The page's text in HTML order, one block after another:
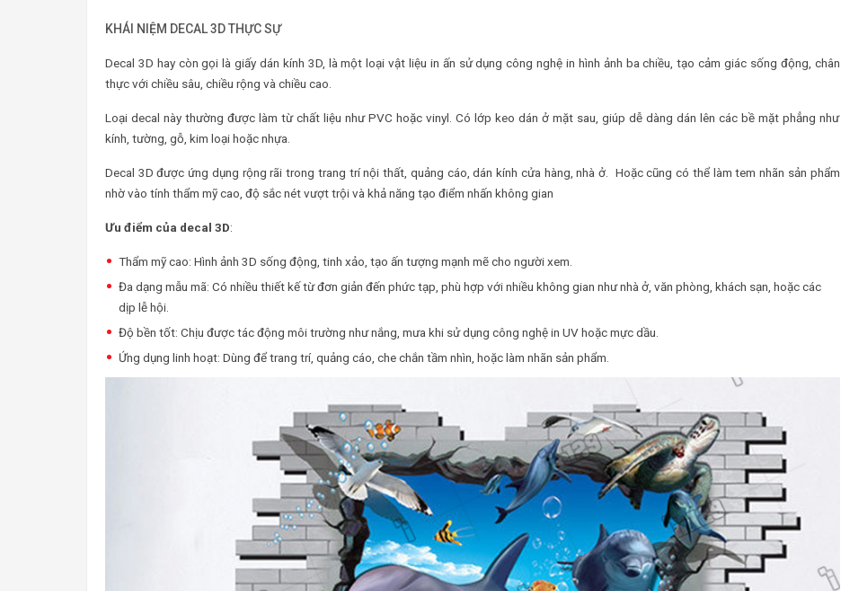
KHÁI NIỆM DECAL 3D THỰC SỰ
Decal 3D hay còn gọi là giấy dán kính 3D, là một loại vật liệu in ấn sử dụng công nghệ in hình ảnh ba chiều, tạo cảm giác sống động, chân
thực với chiều sâu, chiều rộng và chiều cao.
Loại decal này thường được làm từ chất liệu như PVC hoặc vinyl. Có lớp keo dán ở mặt sau, giúp dễ dàng dán lên các bề mặt phẳng như
kính, tường, gỗ, kim loại hoặc nhựa.
Decal 3D được ứng dụng rộng rãi trong trang trí nội thất, quảng cáo, dán kính cửa hàng, nhà ở. Hoặc cũng có thể làm tem nhãn sản phẩm
nhờ vào tính thẩm mỹ cao, độ sắc nét vượt trội và khả năng tạo điểm nhấn không gian
Ưu điểm của decal 3D:
Thẩm mỹ cao: Hình ảnh 3D sống động, tinh xảo, tạo ấn tượng mạnh mẽ cho người xem.
Đa dạng mẫu mã: Có nhiều thiết kế từ đơn giản đến phức tạp, phù hợp với nhiều không gian như nhà ở, văn phòng, khách sạn, hoặc các
dịp lễ hội.
Độ bền tốt: Chịu được tác động môi trường như nắng, mưa khi sử dụng công nghệ in UV hoặc mực dầu.
Ứng dụng linh hoạt: Dùng để trang trí, quảng cáo, che chắn tầm nhìn, hoặc làm nhãn sản phẩm.